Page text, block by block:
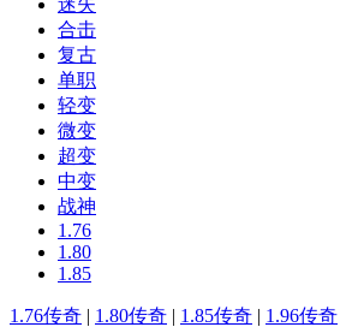
迷失
合击
复古
单职
轻变
微变
超变
中变
战神
1.76
1.80
1.85
1.76传奇 | 1.80传奇 | 1.85传奇 | 1.96传奇